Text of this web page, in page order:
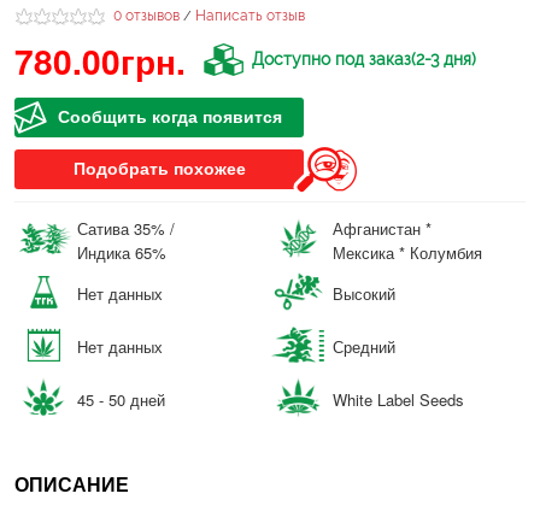
0 отзывов / Написать отзыв
780.00грн. Доступно под заказ(2-3 дня)
Сообщить когда появится
Подобрать похожее
Сатива 35% /
Индика 65%
Афганистан *
Мексика * Колумбия
Нет данных
Высокий
Нет данных Средний
45 - 50 дней White Label Seeds
ОПИСАНИЕ